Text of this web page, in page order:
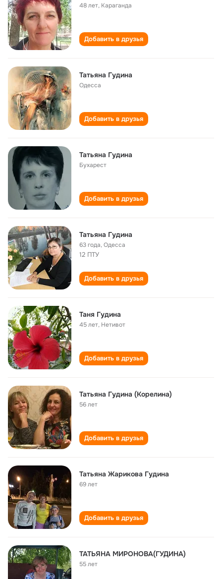
48 лет, Караганда
Добавить в друзья
Татьяна Гудина
Одесса
Добавить в друзья
Татьяна Гудина
Бухарест
Добавить в друзья
Татьяна Гудина
63 года,Одесса
12 ПТУ
Добавить в друзья
Таня Гудина
45 лет, Нетивот
Добавить в друзья
Татьяна Гудина (Корелина)
56 лет
Добавить в друзья
Татьяна Жарикова Гудина
69 лет
Добавить в друзья
ТАТЬЯНА МИРОНОВА(ГУДИНА)
55 лет